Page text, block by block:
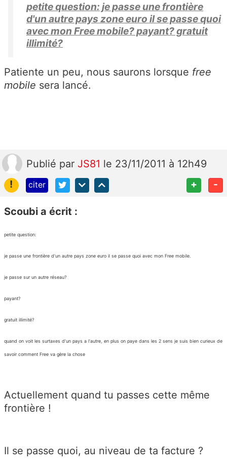
petite question: je passe une frontière
d'un autre pays zone euro il se passe quoi
avec mon Free mobile? payant? gratuit
illimité?
Patiente un peu, nous saurons lorsque free
mobile sera lancé.
Publié par JS81 le 23/11/2011 à 12h49
!
citer + -
Scoubi a écrit :
petite question:
je passe une frontière d'un autre pays zone euro il se passe quoi avec mon Free mobile.
je passe sur un autre réseau?
payant?
gratuit illimité?
quand on voit les surtaxes d'un pays a l'autre, en plus on paye dans les 2 sens je suis bien curieux de
savoir comment Free va gère la chose
Actuellement quand tu passes cette même
frontière !
Il se passe quoi, au niveau de ta facture ?